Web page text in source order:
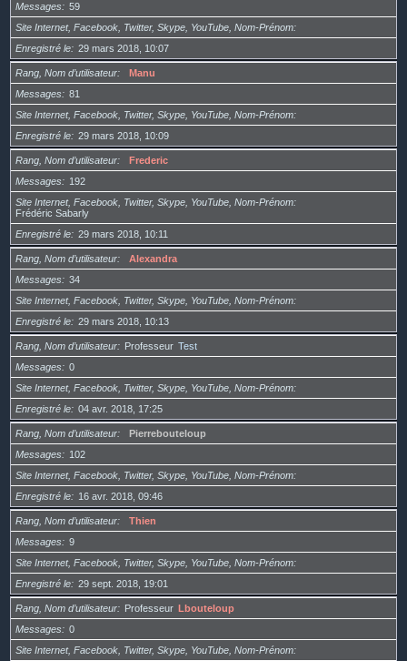
Messages
59
Site Internet, Facebook, Twitter, Skype, YouTube, Nom-Prénom
Enregistré le
29 mars 2018, 10:07
Rang, Nom d’utilisateur
Manu
Messages
81
Site Internet, Facebook, Twitter, Skype, YouTube, Nom-Prénom
Enregistré le
29 mars 2018, 10:09
Rang, Nom d’utilisateur
Frederic
Messages
192
Site Internet, Facebook, Twitter, Skype, YouTube, Nom-Prénom
Frédéric Sabarly
Enregistré le
29 mars 2018, 10:11
Rang, Nom d’utilisateur
Alexandra
Messages
34
Site Internet, Facebook, Twitter, Skype, YouTube, Nom-Prénom
Enregistré le
29 mars 2018, 10:13
Rang, Nom d’utilisateur Professeur Test
Messages
0
Site Internet, Facebook, Twitter, Skype, YouTube, Nom-Prénom
Enregistré le
04 avr. 2018, 17:25
Rang, Nom d’utilisateur
Pierrebouteloup
Messages
102
Site Internet, Facebook, Twitter, Skype, YouTube, Nom-Prénom
Enregistré le
16 avr. 2018, 09:46
Rang, Nom d’utilisateur
Thien
Messages
9
Site Internet, Facebook, Twitter, Skype, YouTube, Nom-Prénom
Enregistré le
29 sept. 2018, 19:01
Rang, Nom d’utilisateur Professeur Lbouteloup
Messages
0
Site Internet, Facebook, Twitter, Skype, YouTube, Nom-Prénom